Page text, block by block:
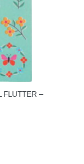
FLUTTER –